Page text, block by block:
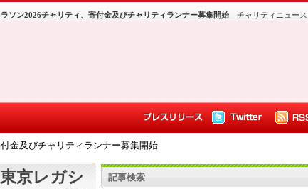
チャリティニュース
ソン2026チャリティ、寄付金及びチャリティランナー募集開始
金及びチャリティランナー募集開始
京レガシ
記事検索